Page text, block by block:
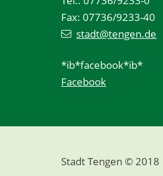
Fax: 07736/9233-40
stadt@tengen.de
*ib*facebook*ib*
Facebook
Stadt Tengen © 2018